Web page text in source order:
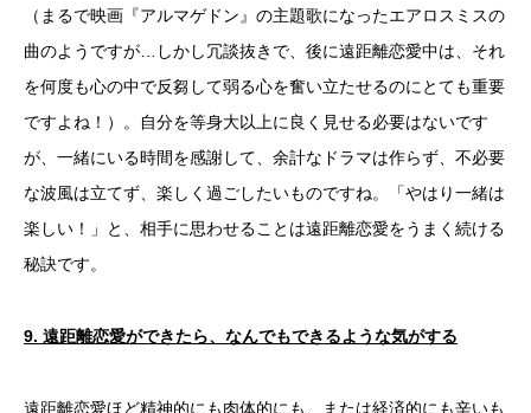
（まるで映画『アルマゲドン』の主題歌になったエアロスミスの
曲のようですが…しかし冗談抜きで、後に遠距離恋愛中は、それ
を何度も心の中で反芻して弱る心を奮い立たせるのにとても重要
ですよね！）。自分を等身大以上に良く見せる必要はないです
が、一緒にいる時間を感謝して、余計なドラマは作らず、不必要
な波風は立てず、楽しく過ごしたいものですね。「やはり一緒は
楽しい！」と、相手に思わせることは遠距離恋愛をうまく続ける
秘訣です。
9. 遠距離恋愛ができたら、なんでもできるような気がする
遠距離恋愛ほど精神的にも肉体的にも、または経済的にも辛いも